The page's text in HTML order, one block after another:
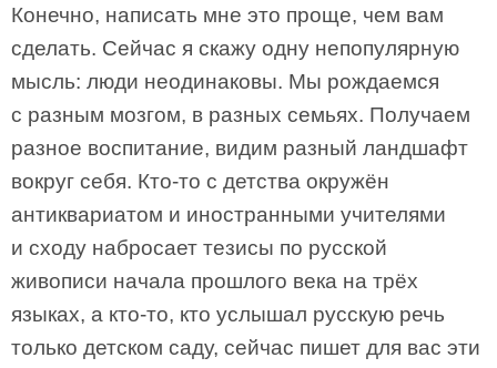
Конечно, написать мне это проще, чем вам
сделать. Сейчас я скажу одну непопулярную
мысль: люди неодинаковы. Мы рождаемся
с разным мозгом, в разных семьях. Получаем
разное воспитание, видим разный ландшафт
вокруг себя. Кто-то с детства окружён
антиквариатом и иностранными учителями
и сходу набросает тезисы по русской
живописи начала прошлого века на трёх
языках, а кто-то, кто услышал русскую речь
только детском саду, сейчас пишет для вас эти